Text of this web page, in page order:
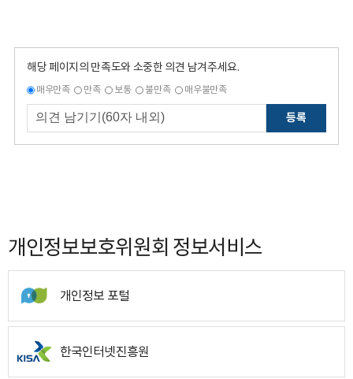
해당 페이지의 만족도와 소중한 의견 남겨주세요.
매우만족 만족 보통 불만족 매우불만족
등록
개인정보보호위원회 정보서비스
개인정보 포털
한국인터넷진흥원